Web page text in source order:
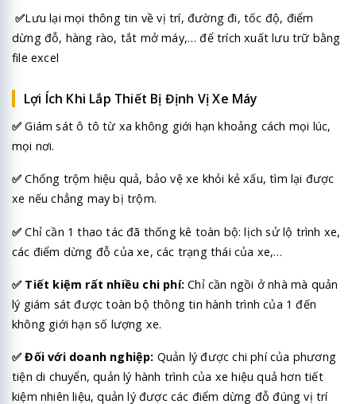
✅Lưu lại mọi thông tin về vị trí, đường đi, tốc độ, điểm
dừng đỗ, hàng rào, tắt mở máy,… để trích xuất lưu trữ bằng
file excel
Lợi Ích Khi Lắp Thiết Bị Định Vị Xe Máy
✅ Giám sát ô tô từ xa không giới hạn khoảng cách mọi lúc,
mọi nơi.
✅ Chống trộm hiệu quả, bảo vệ xe khỏi kẻ xấu, tìm lại được
xe nếu chẳng may bị trộm.
✅ Chỉ cần 1 thao tác đã thống kê toàn bộ: lịch sử lộ trình xe,
các điểm dừng đỗ của xe, các trạng thái của xe,…
✅ Tiết kiệm rất nhiều chi phí: Chỉ cần ngồi ở nhà mà quản
lý giám sát được toàn bộ thông tin hành trình của 1 đến
không giới hạn số lượng xe.
✅ Đối với doanh nghiệp: Quản lý được chi phí của phương
tiện di chuyển, quản lý hành trình của xe hiệu quả hơn tiết
kiệm nhiên liệu, quản lý được các điểm dừng đỗ đúng vị trí